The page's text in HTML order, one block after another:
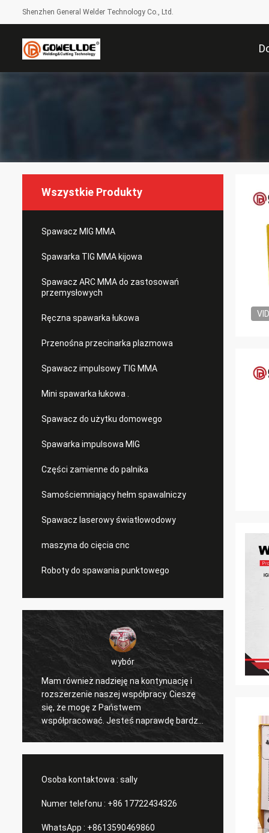
Shenzhen General Welder Technology Co., Ltd.
Wszystkie Produkty
Spawacz MIG MMA
Spawarka TIG MMA kijowa
Spawacz ARC MMA do zastosowań
przemysłowych
Ręczna spawarka łukowa
Przenośna przecinarka plazmowa
Spawacz impulsowy TIG MMA
Mini spawarka łukowa .
Spawacz do użytku domowego
Spawarka impulsowa MIG
Części zamienne do palnika
Samościemniający hełm spawalniczy
Spawacz laserowy światłowodowy
maszyna do cięcia cnc
Roboty do spawania punktowego
wybór
Mam również nadzieję na kontynuację i
rozszerzenie naszej współpracy. Cieszę
się, że mogę z Państwem
współpracować. Jesteś naprawdę bardzo
dobrym profesjonalistą i cały czas nas
Osoba kontaktowa : sally
Numer telefonu : +86 17722434326
WhatsApp : +8613590469860